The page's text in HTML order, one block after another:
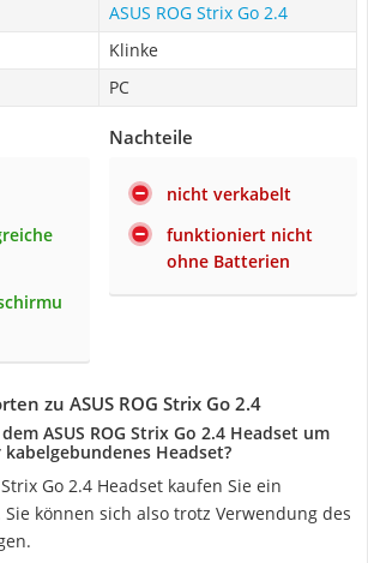
ASUS ROG Strix Go 2.4
Klinke
PC
Nachteile
nicht verkabelt
funktioniert nicht
ohne Batterien
zu ASUS ROG Strix Go 2.4
ASUS ROG Strix Go 2.4 Headset um
Headset?
Go 2.4 Headset kaufen Sie ein
Sie können sich also trotz Verwendung des